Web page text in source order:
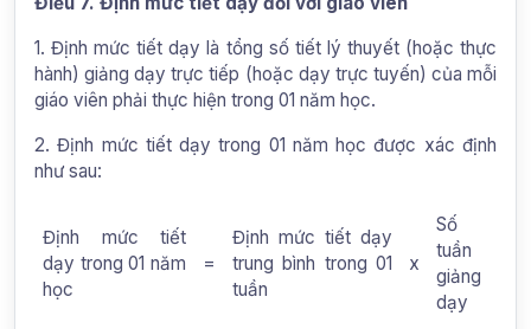
1. Định mức tiết dạy là tổng số tiết lý thuyết (hoặc thực
hành) giảng dạy trực tiếp (hoặc dạy trực tuyến) của mỗi
giáo viên phải thực hiện trong 01 năm học.
2. Định mức tiết dạy trong 01 năm học được xác định
như sau:
Định mức tiết
dạy trong 01 năm
học
=
Định mức tiết dạy
trung bình trong 01
tuần
x
Số
tuần
giảng
dạy